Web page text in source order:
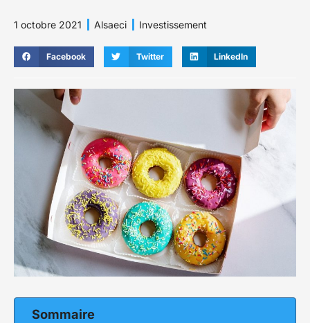
1 octobre 2021 Alsaeci Investissement
Facebook Twitter LinkedIn
Sommaire